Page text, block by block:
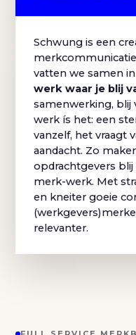
Schwung is een
vatten we samen
werk waar je blij
samenwerking, blij
werk ís het: een
vanzelf, het vraagt
aandacht. Zo
opdrachtgevers
merk-werk. Met
en kneiter goeie
relevanter.